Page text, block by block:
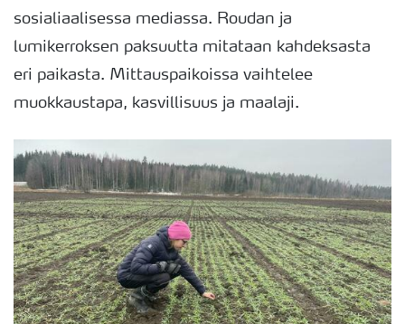
sosialiaalisessa mediassa. Roudan ja
lumikerroksen paksuutta mitataan kahdeksasta
eri paikasta. Mittauspaikoissa vaihtelee
muokkaustapa, kasvillisuus ja maalaji.